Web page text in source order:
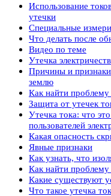
Использование
утечки
Специальные
Что делать после
Видео по теме
Утечка
Причины и признаки
землю
Как найти проблему
Защита от утечек
Утечка тока: что
пользователей
Какая опасность
Явные признаки
Как узнать, что
Как найти проблему
Какие существуют
Что такое утечка